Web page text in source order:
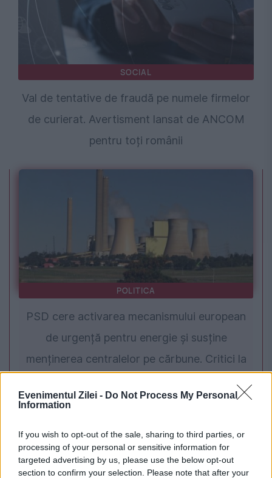
Evenimentul Zilei - Do Not Process My Personal
Information
If you wish to opt-out of the sale, sharing to third parties, or
processing of your personal or sensitive information for
targeted advertising by us, please use the below opt-out
section to confirm your selection. Please note that after your
SOCIAL
Val de tentative de fraudă pe numele firmelor
de curierat. Avertisment lansat de ANCOM
pentru toți românii
POLITICA
PSD cere activarea mecanismului european
de urgență pentru energie și susține
menținerea centralelor pe cărbune. Critici la